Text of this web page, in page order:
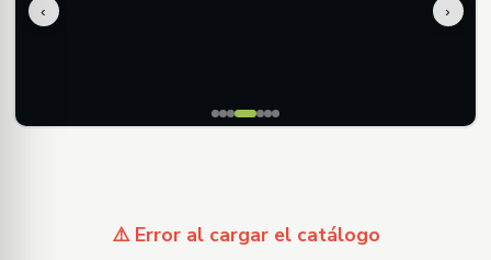
‹ ›
⚠️ Error al cargar el catálogo